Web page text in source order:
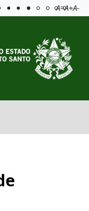
Aplicar
A=A+A-